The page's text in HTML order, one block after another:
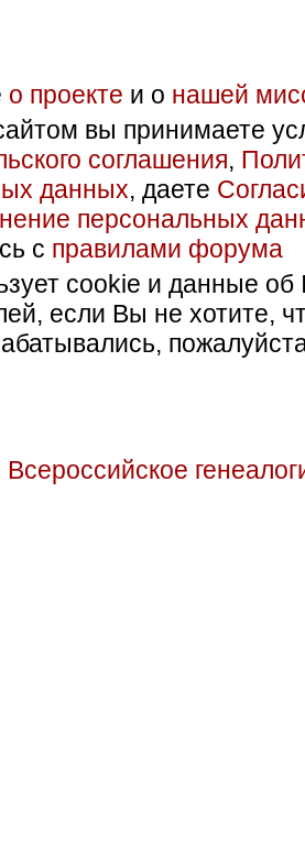
о проекте и о нашей
вы принимаете
соглашения,
данных, даете
персональных
с правилами форума
cookie и данные об
если Вы не хотите,
Всероссийское